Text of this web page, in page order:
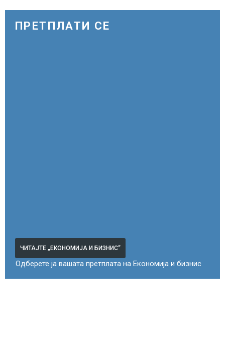
ПРЕТПЛАТИ СЕ
ЧИТАЈТЕ „ЕКОНОМИЈА И БИЗНИС“
Одберете ја вашата претплата на Економија и бизнис